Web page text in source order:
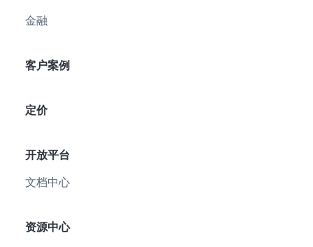
金融
客户案例
定价
开放平台
文档中心
资源中心